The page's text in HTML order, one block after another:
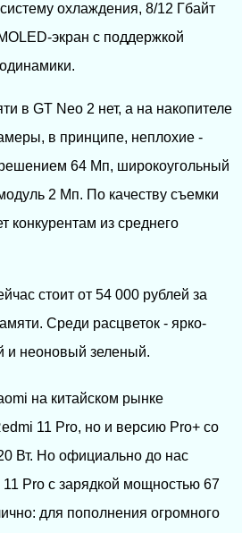
охлаждения, 8/12 Гбайт
экран с поддержкой
в GT Neo 2 нет, а на накопителе
в принципе, неплохие -
64 Мп, широкоугольный
2 Мп. По качеству съемки
конкурентам из среднего
стоит от 54 000 рублей за
Среди расцветок - ярко-
и неоновый зеленый.
на китайском рынке
11 Pro, но и версию Pro+ со
Вт. Но официально до нас
11 Pro с зарядкой мощностью 67
для пополнения огромного